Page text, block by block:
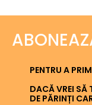
PENTRU A
DACĂ VREI SĂ
DE PĂRINȚI